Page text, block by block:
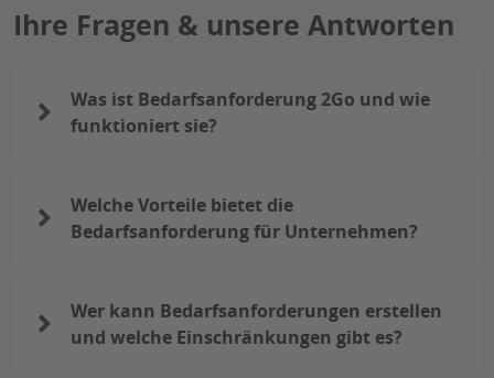
Ihre Fragen & unsere Antworten
Was ist Bedarfsanforderung 2Go und wie
funktioniert sie?
Welche Vorteile bietet die
Bedarfsanforderung für Unternehmen?
Wer kann Bedarfsanforderungen erstellen
und welche Einschränkungen gibt es?